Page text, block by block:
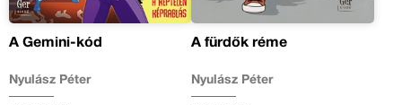
A Gemini-kód
Nyulász Péter
A fürdők réme
Nyulász Péter